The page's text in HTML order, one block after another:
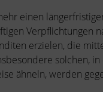
einen
Verpflichtungen
erzielen, die
solchen,
ähneln, werden